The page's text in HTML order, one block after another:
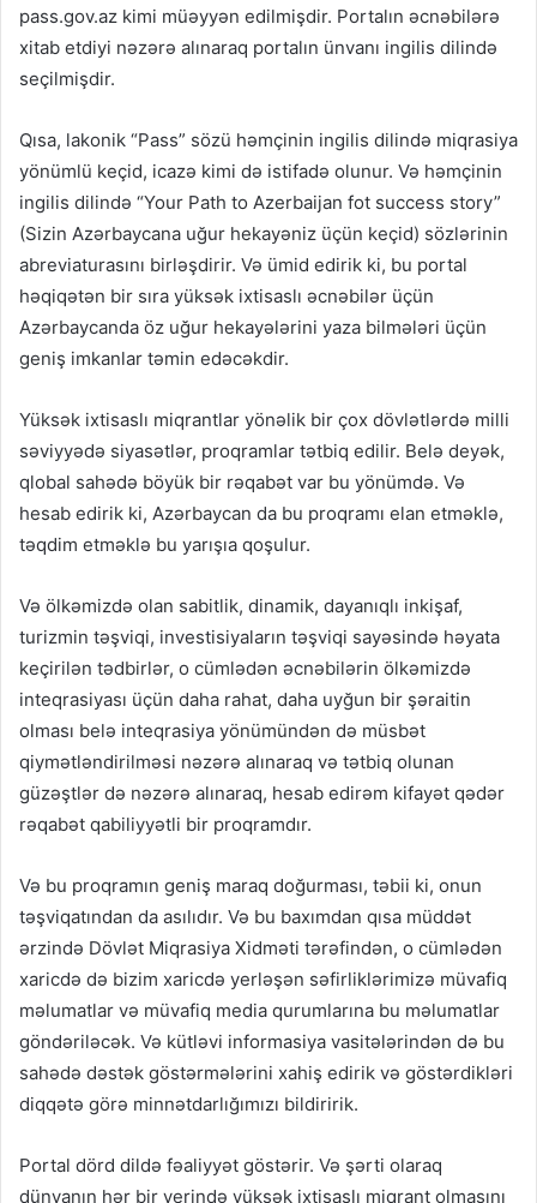
pass.gov.az kimi müəyyən edilmişdir. Portalın əcnəbilərə
xitab etdiyi nəzərə alınaraq portalın ünvanı ingilis dilində
seçilmişdir.
Qısa, lakonik “Pass” sözü həmçinin ingilis dilində miqrasiya
yönümlü keçid, icazə kimi də istifadə olunur. Və həmçinin
ingilis dilində “Your Path to Azerbaijan fot success story”
(Sizin Azərbaycana uğur hekayəniz üçün keçid) sözlərinin
abreviaturasını birləşdirir. Və ümid edirik ki, bu portal
həqiqətən bir sıra yüksək ixtisaslı əcnəbilər üçün
Azərbaycanda öz uğur hekayələrini yaza bilmələri üçün
geniş imkanlar təmin edəcəkdir.
Yüksək ixtisaslı miqrantlar yönəlik bir çox dövlətlərdə milli
səviyyədə siyasətlər, proqramlar tətbiq edilir. Belə deyək,
qlobal sahədə böyük bir rəqabət var bu yönümdə. Və
hesab edirik ki, Azərbaycan da bu proqramı elan etməklə,
təqdim etməklə bu yarışıa qoşulur.
Və ölkəmizdə olan sabitlik, dinamik, dayanıqlı inkişaf,
turizmin təşviqi, investisiyaların təşviqi sayəsində həyata
keçirilən tədbirlər, o cümlədən əcnəbilərin ölkəmizdə
inteqrasiyası üçün daha rahat, daha uyğun bir şəraitin
olması belə inteqrasiya yönümündən də müsbət
qiymətləndirilməsi nəzərə alınaraq və tətbiq olunan
güzəştlər də nəzərə alınaraq, hesab edirəm kifayət qədər
rəqabət qabiliyyətli bir proqramdır.
Və bu proqramın geniş maraq doğurması, təbii ki, onun
təşviqatından da asılıdır. Və bu baxımdan qısa müddət
ərzində Dövlət Miqrasiya Xidməti tərəfindən, o cümlədən
xaricdə də bizim xaricdə yerləşən səfirliklərimizə müvafiq
məlumatlar və müvafiq media qurumlarına bu məlumatlar
göndəriləcək. Və kütləvi informasiya vasitələrindən də bu
sahədə dəstək göstərmələrini xahiş edirik və göstərdikləri
diqqətə görə minnətdarlığımızı bildiririk.
Portal dörd dildə fəaliyyət göstərir. Və şərti olaraq
dünyanın hər bir yerində yüksək ixtisaslı miqrant olmasını